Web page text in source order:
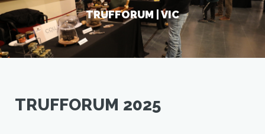
TRUFFORUM | VIC
TRUFFORUM 2025